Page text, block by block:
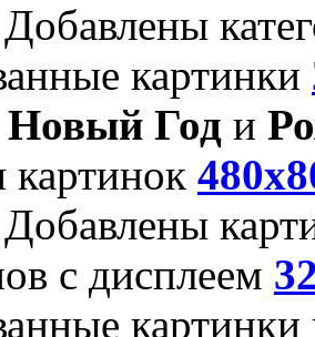
картинки
Новый Год и
картинок
с дисплеем
картинки